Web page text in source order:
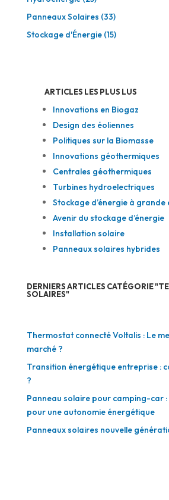
Panneaux Solaires (33)
Stockage d'Énergie(15)
ARTICLES LES PLUS LUS
Innovations en Biogaz
Design des éoliennes
Politiques sur la Biomasse
Innovations géothermiques
Centrales géothermiques
Turbines hydroelectriques
Stockage d’énergie à grande
Avenir du stockage d’énergie
Installation solaire
Panneaux solaires hybrides
DERNIERS ARTICLES CATÉGORIE
SOLAIRES"
Thermostat connecté Voltalis : Le
marché ?
Transition énergétique entreprise :
?
Panneau solaire pour camping-car :
pour une autonomie énergétique
Panneaux solaires nouvelle